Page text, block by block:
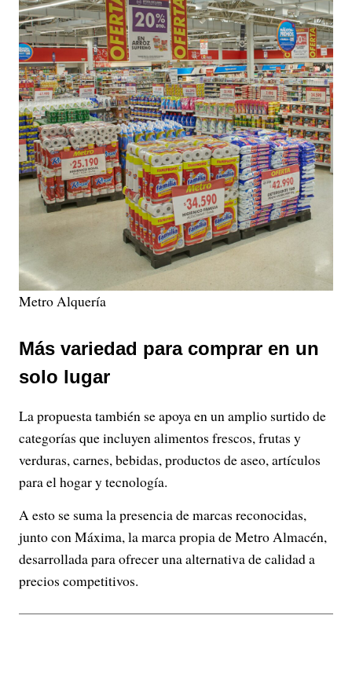
Metro Alquería
Más variedad para comprar en un
solo lugar
La propuesta también se apoya en un amplio surtido de
categorías que incluyen alimentos frescos, frutas y
verduras, carnes, bebidas, productos de aseo, artículos
para el hogar y tecnología.
A esto se suma la presencia de marcas reconocidas,
junto con Máxima, la marca propia de Metro Almacén,
desarrollada para ofrecer una alternativa de calidad a
precios competitivos.